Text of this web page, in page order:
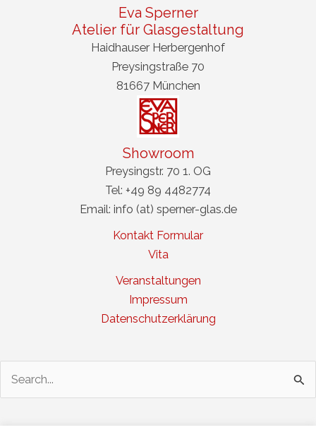
Eva Sperner
Atelier für Glasgestaltung
Haidhauser Herbergenhof
Preysingstraße 70
81667 München
Showroom
Preysingstr. 70 1. OG
Tel: +49 89 4482774
Email: info (at) sperner-glas.de
Kontakt Formular
Vita
Veranstaltungen
Impressum
Datenschutzerklärung